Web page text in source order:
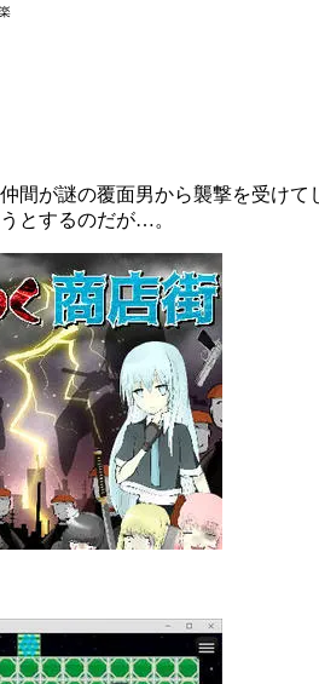
間が謎の覆面男から襲撃を受けて
とするのだが…。